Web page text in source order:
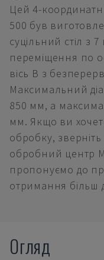
Цей 4-
500 був
суцільний стіл з
переміщення по
вісь B з
Максимальний
850 мм, а
мм. Якщо ви
обробку,
обробний центр
пропонуємо до
отримання більш
Огляд